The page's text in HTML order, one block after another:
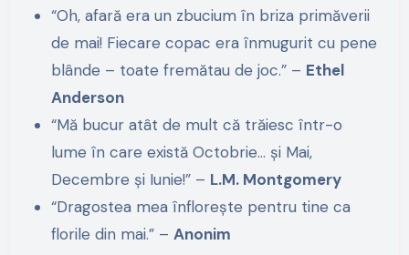
“Oh, afară era un zbucium în briza primăverii
de mai! Fiecare copac era înmugurit cu pene
blânde – toate fremătau de joc.” – Ethel
Anderson
“Mă bucur atât de mult că trăiesc într-o
lume în care există Octobrie… și Mai,
Decembre și Iunie!” – L.M. Montgomery
“Dragostea mea înflorește pentru tine ca
florile din mai.” –Anonim